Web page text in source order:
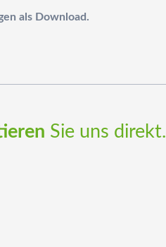
als Download.
Sie uns direkt.